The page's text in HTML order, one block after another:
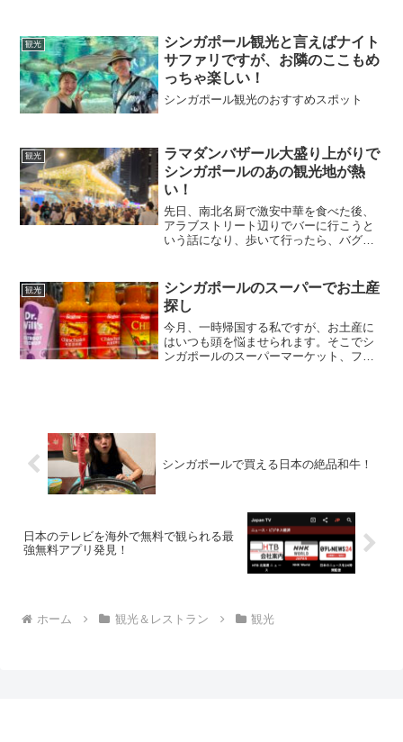
観光
シンガポール観光と言えばナイト
サファリですが、お隣のここもめ
っちゃ楽しい！
シンガポール観光のおすすめスポット
観光
ラマダンバザール大盛り上がりで
シンガポールのあの観光地が熱
い！
先日、南北名厨で激安中華を食べた後、
アラブストリート辺りでバーに行こうと
いう話になり、歩いて行ったら、バグダ
ちゃ盛り上がってました！2階建てのスト
ールまであって、イルミ...
観光
シンガポールのスーパーでお土産
探し
今月、一時帰国する私ですが、お土産に
はいつも頭を悩ませられます。そこでシ
ンガポールのスーパーマーケット、フェ
シンガポールで買える日本の絶品和牛！
日本のテレビを海外で無料で観られる最
強無料アプリ発見！
ホーム 観光＆レストラン 観光